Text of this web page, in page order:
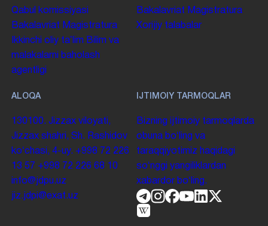
Qabul komissiyasi
Bakalavriat Magistratura
Ikkinchi oliy taʼlim Bilim va
malakalarni baholash
agentligi
Bakalavriat Magistratura
Xorijiy talabalar
ALOQA
130100. Jizzax viloyati,
Jizzax shahri, Sh. Rashidov
koʻchasi, 4-uy. +998 72 226
13 57 +998 72 226 68 10
info@jdpu.uz
jiz.jdpi@exat.uz
IJTIMOIY TARMOQLAR
Bizning ijtimoiy tarmoqlarda
obuna boʻling va
taraqqiyotimiz haqidagi
soʻnggi yangiliklardan
xabardor boʻling.